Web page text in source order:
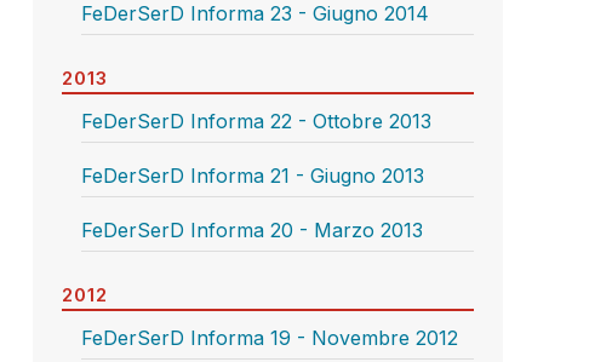
FeDerSerD Informa 23 - Giugno 2014
2013
FeDerSerD Informa 22 - Ottobre 2013
FeDerSerD Informa 21 - Giugno 2013
FeDerSerD Informa 20 - Marzo 2013
2012
FeDerSerD Informa 19 - Novembre 2012